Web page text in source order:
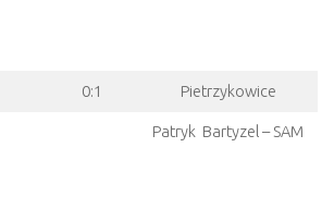
0:1 Pietrzykowice
Patryk Bartyzel – SAM